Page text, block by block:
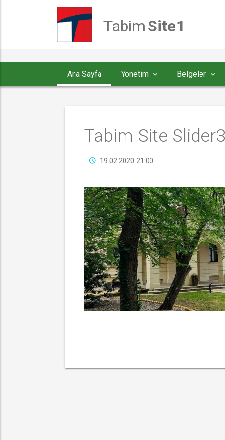
Tabim Site 1
Ana Sayfa Yönetim Belgeler
Tabim Site Slider3
19.02.2020 21:00